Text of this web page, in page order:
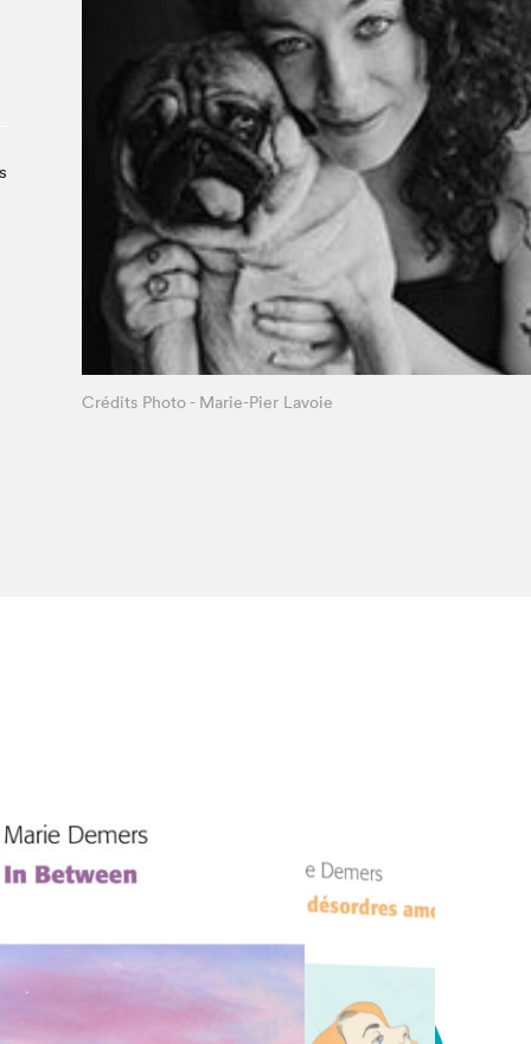
À propos du Salon
Liste des exposant·e·s
Liste des auteur·rice·s
Crédits Photo - Marie-Pier Lavoie